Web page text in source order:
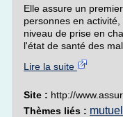
Elle assure un
personnes en
niveau de prise en
l'état de santé des
Lire la suite
Site : http://
Thèmes liés :